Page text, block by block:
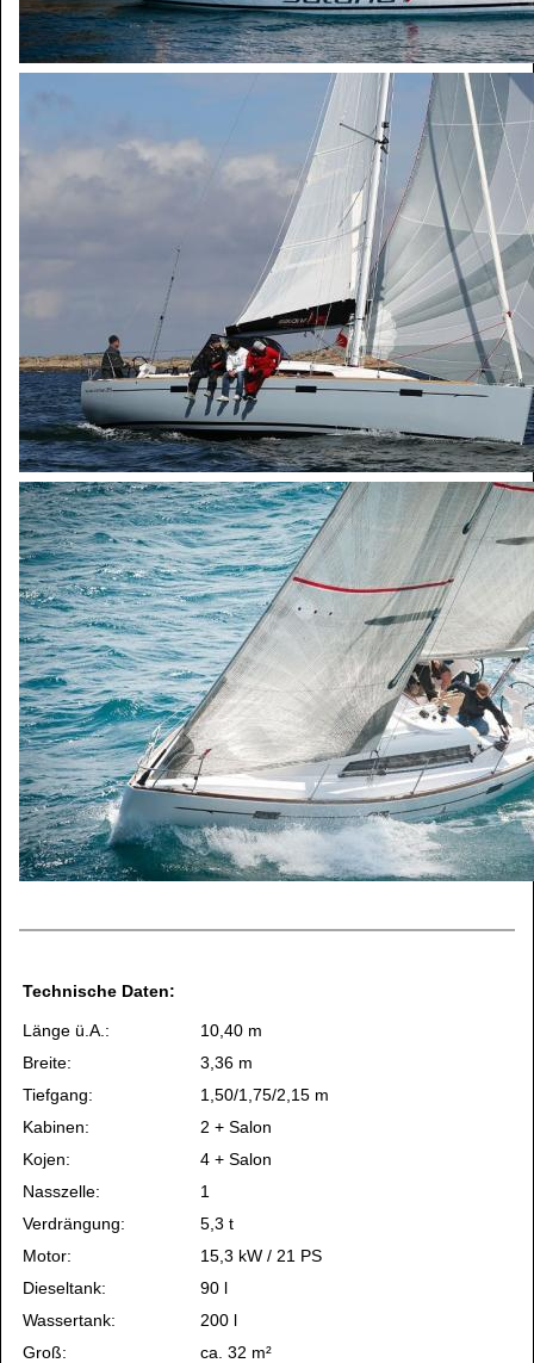
Technische Daten:
Länge ü.A.:
Breite:
Tiefgang:
Kabinen:
Kojen:
Nasszelle:
Verdrängung:
Motor:
Dieseltank:
Wassertank:
Groß:
10,40 m
3,36 m
1,50/1,75/2,15 m
2 + Salon
4 + Salon
1
5,3 t
15,3 kW / 21 PS
90 l
200 l
ca. 32 m²